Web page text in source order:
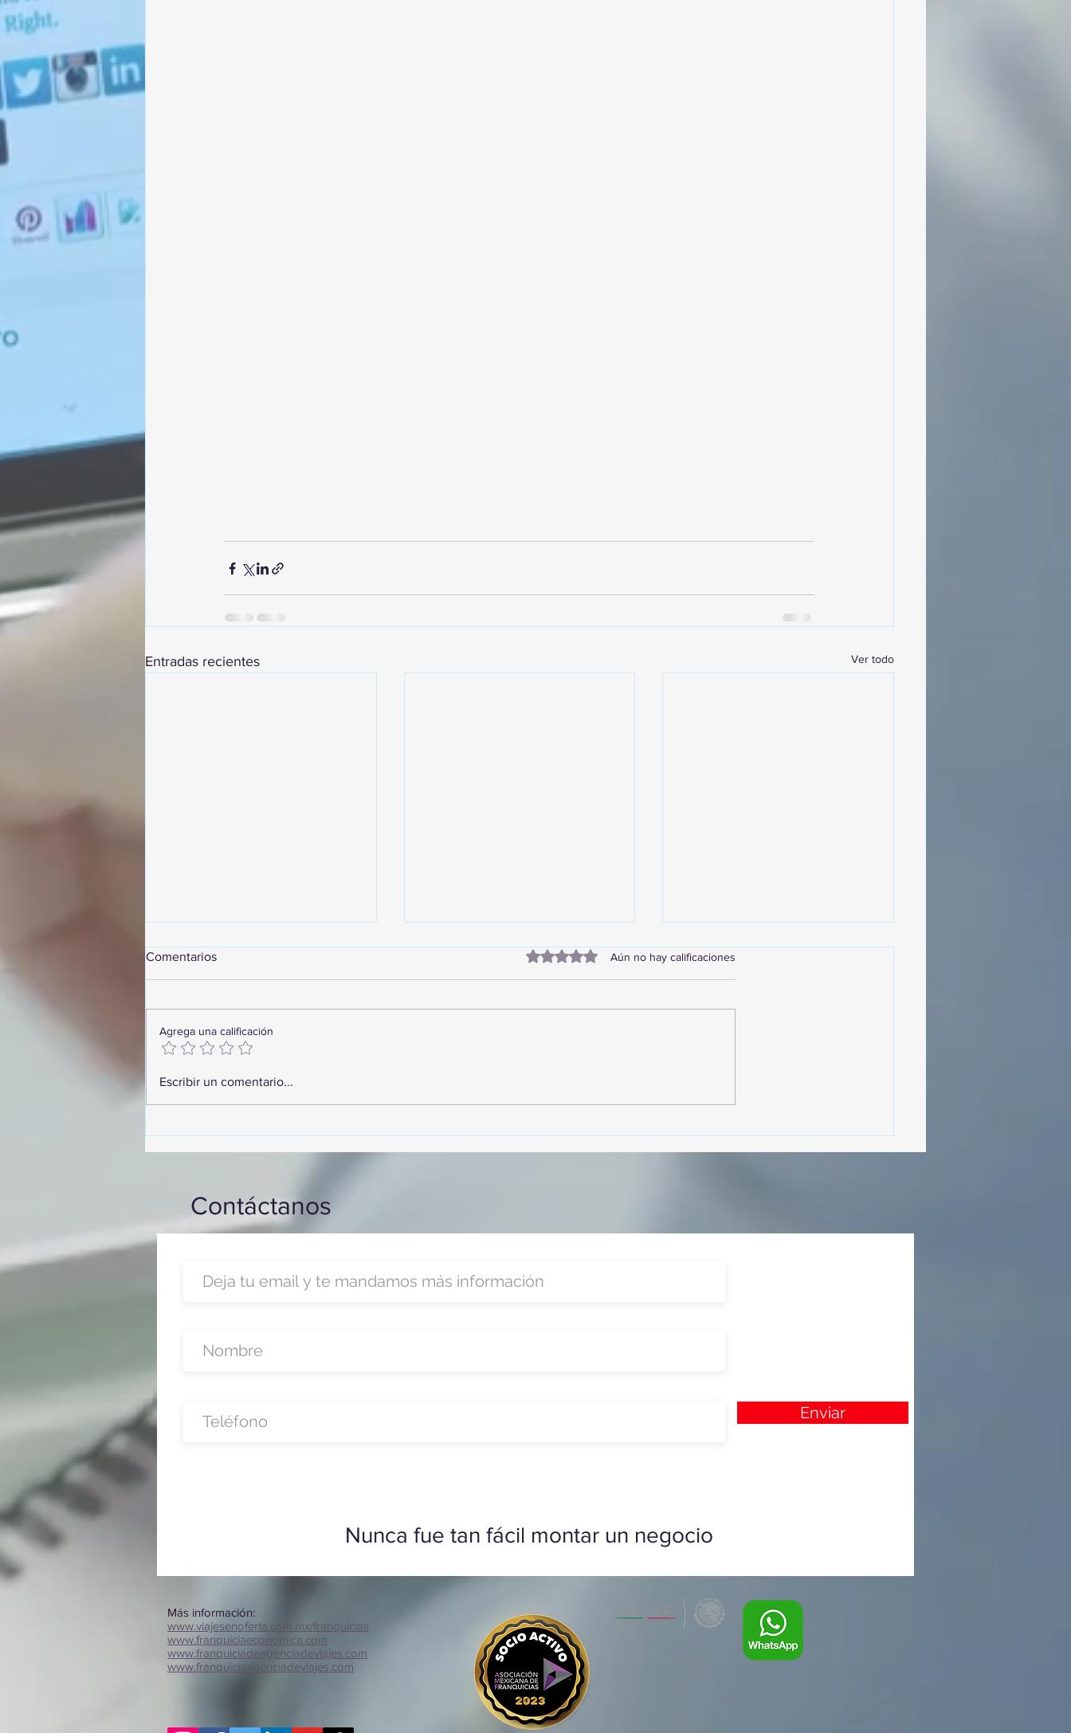
Entradas recientes Ver todo
¡Arte, Vino y las Mejores
Acapulco!
Comentarios Obtuvo 0 de 5 estrellas.
Aún no hay calificaciones
Agrega una calificación
Escribir un comentario...
Contáctanos
Enviar
Nunca fue tan fácil montar un negocio
Más información:
www.viajesenoferta.com.mx/franquicias
www.franquiciaeconomica.com
www.franquiciadeagenciadeviajes.com
www.franquiciaagenciadeviajes.com